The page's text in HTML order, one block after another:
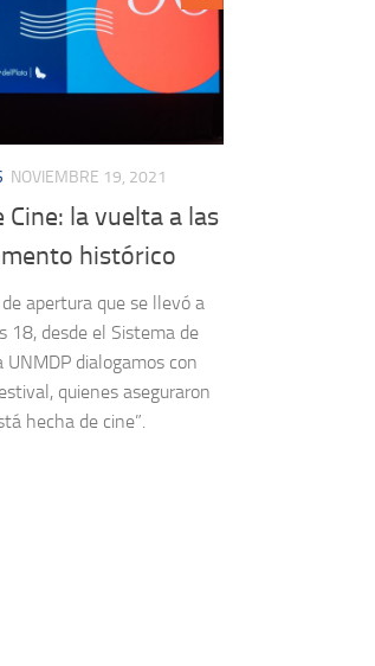
NOVIEMBRE 19, 2021
la vuelta a las
histórico
apertura que se llevó a
18, desde el Sistema de
UNMDP dialogamos con
quienes aseguraron
hecha de cine”.